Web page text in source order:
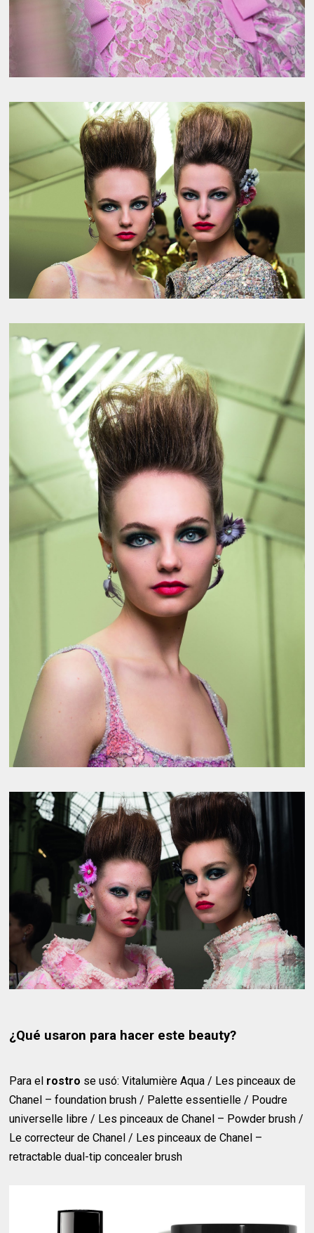
¿Qué usaron para hacer este beauty?
Para el rostro se usó: Vitalumière Aqua / Les pinceaux de
Chanel – foundation brush / Palette essentielle / Poudre
universelle libre / Les pinceaux de Chanel – Powder brush /
Le correcteur de Chanel / Les pinceaux de Chanel –
retractable dual-tip concealer brush